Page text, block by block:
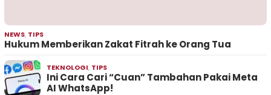
NEWS, TIPS
Hukum Memberikan Zakat Fitrah ke Orang Tua
TEKNOLOGI, TIPS
Ini Cara Cari “Cuan” Tambahan Pakai Meta
AI WhatsApp!